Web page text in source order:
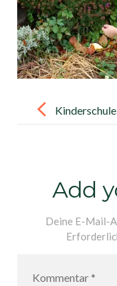
navigationKinderschule
Add
Deine E-Mail-